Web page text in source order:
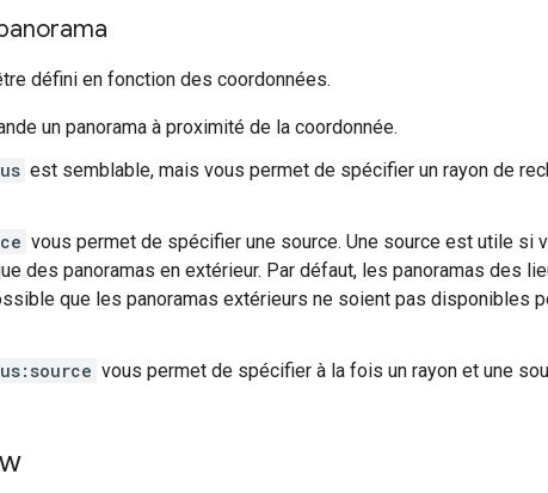
défini en fonction des coordonnées.
un panorama à proximité de la coordonnée.
est semblable, mais vous permet de spécifier un rayon de
vous permet de spécifier une source. Une source est utile si
des panoramas en extérieur. Par défaut, les panoramas des
que les panoramas extérieurs ne soient pas disponibles
vous permet de spécifier à la fois un rayon et une